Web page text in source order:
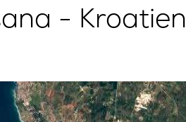
- Kroatien